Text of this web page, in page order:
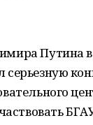
Путина